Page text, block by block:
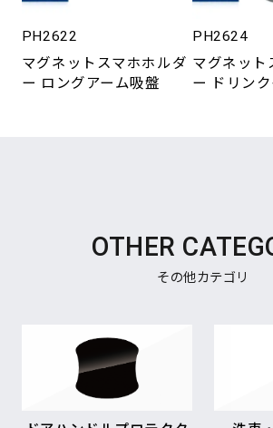
PH2622
マグネットスマホホルダ
ー ロングアーム吸盤
PH2624
マグネット
ー ドリン
OTHER
その他カテゴリ